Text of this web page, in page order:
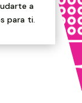
a
para ti.